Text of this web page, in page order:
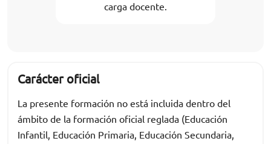
carga docente.
Carácter oficial
La presente formación no está incluida dentro del
ámbito de la formación oficial reglada (Educación
Infantil, Educación Primaria, Educación Secundaria,